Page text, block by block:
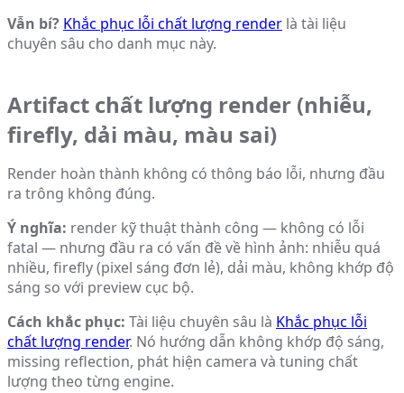
Vẫn bí? Khắc phục lỗi chất lượng render là tài liệu
chuyên sâu cho danh mục này.
Artifact chất lượng render (nhiễu,
firefly, dải màu, màu sai)
Render hoàn thành không có thông báo lỗi, nhưng đầu
ra trông không đúng.
Ý nghĩa: render kỹ thuật thành công — không có lỗi
fatal — nhưng đầu ra có vấn đề về hình ảnh: nhiễu quá
nhiều, firefly (pixel sáng đơn lẻ), dải màu, không khớp độ
sáng so với preview cục bộ.
Cách khắc phục: Tài liệu chuyên sâu là Khắc phục lỗi
chất lượng render. Nó hướng dẫn không khớp độ sáng,
missing reflection, phát hiện camera và tuning chất
lượng theo từng engine.